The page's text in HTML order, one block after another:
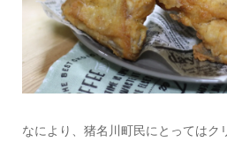
なにより、猪名川町民にとってはク